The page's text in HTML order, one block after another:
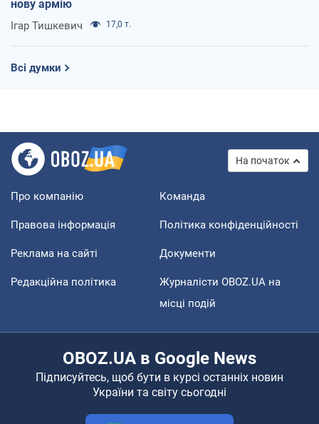
нову армію
Ігар Тишкевич 17,0 т.
Всі думки
На початок
Про компанію Команда
Правова інформація Політика конфіденційності
Реклама на сайті Документи
Редакційна політика
Журналісти OBOZ.UA на
місці подій
OBOZ.UA в Google News
Підписуйтесь, щоб бути в курсі останніх новин
України та світу сьогодні